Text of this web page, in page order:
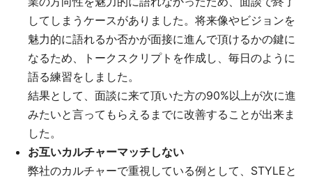
してしまうケースがありました。将来像やビジョンを
魅力的に語れるか否かが面接に進んで頂けるかの鍵に
なるため、トークスクリプトを作成し、毎日のように
語る練習をしました。
結果として、面談に来て頂いた方の90%以上が次に進
みたいと言ってもらえるまでに改善することが出来ま
した。
お互いカルチャーマッチしない
弊社のカルチャーで重視している例として、STYLEと